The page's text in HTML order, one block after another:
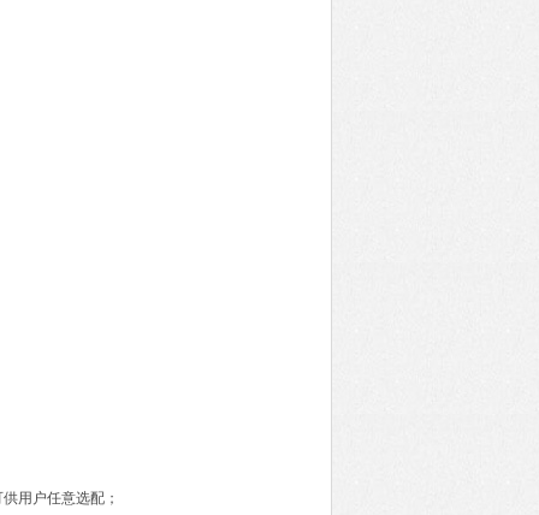
用户任意选配；